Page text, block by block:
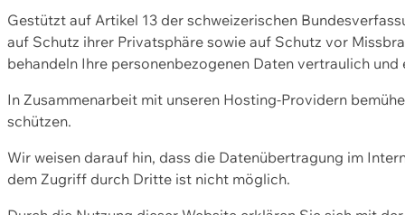
Gestützt auf Artikel 13 der schweizerischen
auf Schutz ihrer Privatsphäre sowie auf Schutz vor
behandeln Ihre personenbezogenen Daten vertraulich
In Zusammenarbeit mit unseren Hosting-Providern
schützen.
Wir weisen darauf hin, dass die Datenübertragung im
dem Zugriff durch Dritte ist nicht möglich.